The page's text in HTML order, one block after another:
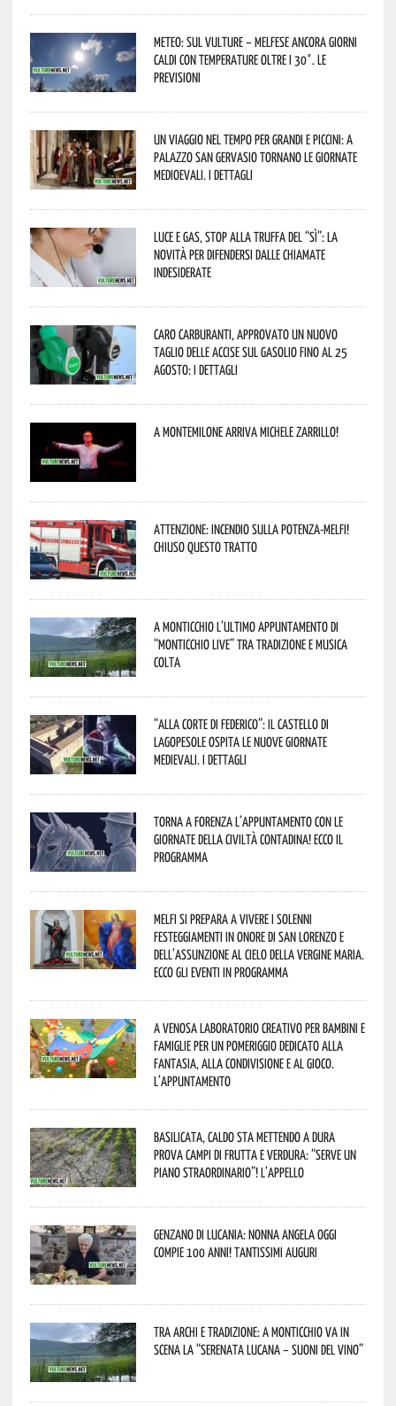
Meteo: sul Vulture – melfese ancora giorni
caldi con temperature oltre i 30°. Le
previsioni
Un viaggio nel tempo per grandi e piccini: a
Palazzo San Gervasio tornano le Giornate
Medioevali. I dettagli
Luce e gas, stop alla truffa del “Sì”: la
novità per difendersi dalle chiamate
indesiderate
Caro carburanti, approvato un nuovo
taglio delle accise sul gasolio fino al 25
agosto: i dettagli
A Montemilone arriva Michele Zarrillo!
Attenzione: incendio sulla Potenza-Melfi!
Chiuso questo tratto
A Monticchio l’ultimo appuntamento di
“Monticchio Live” tra tradizione e musica
colta
“Alla corte di Federico”: il Castello di
Lagopesole ospita le nuove Giornate
Medievali. I dettagli
Torna a Forenza l’appuntamento con le
Giornate della Civiltà Contadina! Ecco il
programma
Melfi si prepara a vivere i solenni
festeggiamenti in onore di San Lorenzo e
dell’assunzione al cielo della Vergine Maria.
Ecco gli eventi in programma
A Venosa laboratorio creativo per bambini e
famiglie per un pomeriggio dedicato alla
fantasia, alla condivisione e al gioco.
L’appuntamento
Basilicata, caldo sta mettendo a dura
prova campi di frutta e verdura: “Serve un
piano straordinario”! L’appello
Genzano di Lucania: nonna Angela oggi
compie 100 anni! Tantissimi auguri
Tra archi e tradizione: a Monticchio va in
scena la “Serenata lucana – suoni del vino”